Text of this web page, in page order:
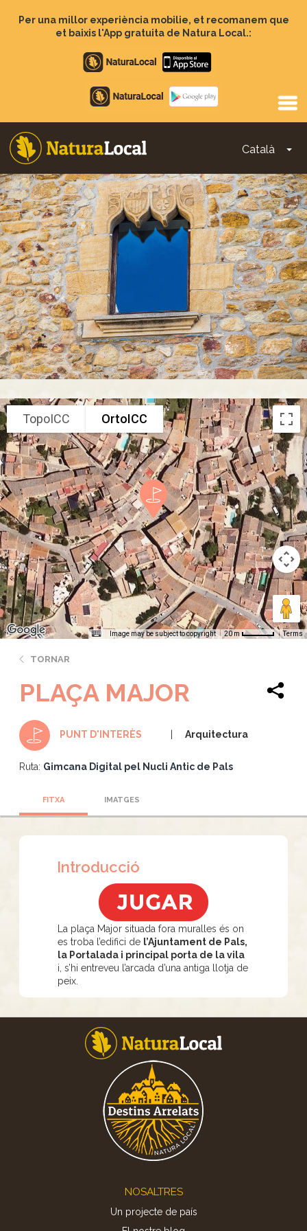
Per una millor experiència mobilie, et recomanem que
et baixis l'App gratuita de Natura Local.:
Apple
store
Google
Play
Català
Main
navigation
TopoICC OrtoICC
Image may be subject to copyright 20 m Terms
TORNAR
PLAÇA MAJOR
PUNT D'INTERÈS Arquitectura
Ruta: Gimcana Digital pel Nucli Antic de Pals
FITXA IMATGES
Introducció
La plaça Major situada fora muralles és on
es troba l’edifici de l’Ajuntament de Pals,
la Portalada i principal porta de la vila
i, s’hi entreveu l’arcada d’una antiga llotja de
peix.
NOSALTRES
Un projecte de país